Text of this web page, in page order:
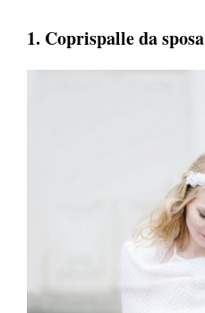
1. Coprispalle da sposa